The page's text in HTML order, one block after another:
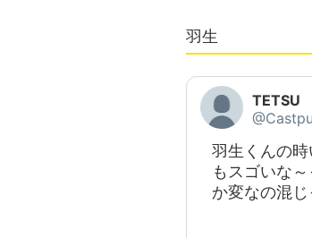
羽生
TETSU
羽生くんの
もスゴいな
か変なの混